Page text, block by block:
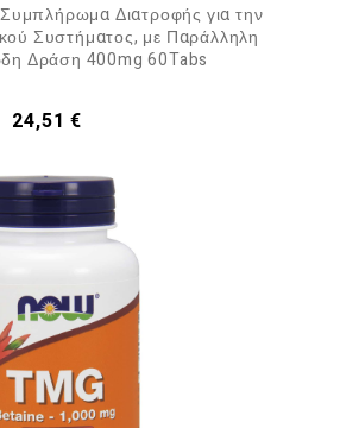
Διατροφής για την
Συστήματος, με Παράλληλη
Δράση 400mg 60Tabs
Τιμή
24,51 €